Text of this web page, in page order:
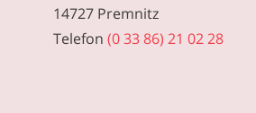
14727 Premnitz
Telefon (0 33 86) 21 02 28